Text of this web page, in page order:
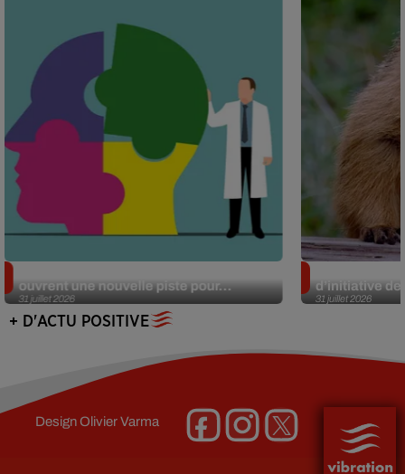
31 juillet 2026
ouvrent une nouvelle piste pour...
31 juillet 2026
d’initiative
+ D'ACTU POSITIVE
DesignOlivier Varma